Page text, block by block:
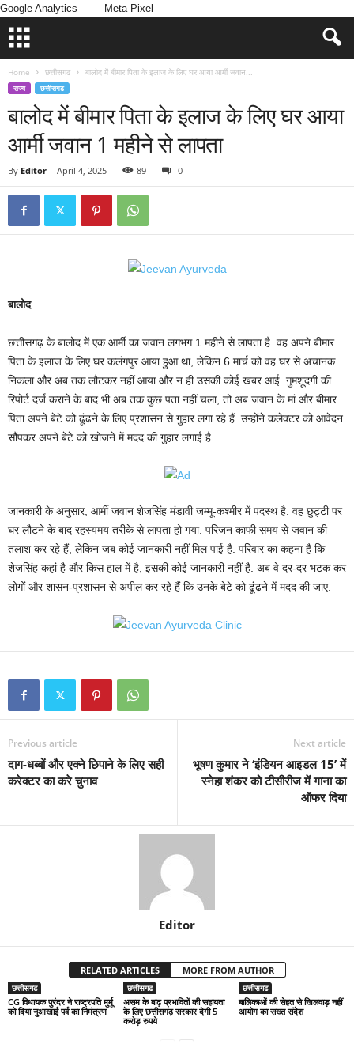
Google Analytics —— Meta Pixel
Home छत्तीसगढ बालोद में बीमार पिता के इलाज के लिए घर आया आर्मी जवान...
राज्य छत्तीसगढ
बालोद में बीमार पिता के इलाज के लिए घर आया
आर्मी जवान 1 महीने से लापता
By Editor - April 4, 2025 89 0
बालोद
छत्तीसगढ़ के बालोद में एक आर्मी का जवान लगभग 1 महीने से लापता है. वह अपने बीमार
पिता के इलाज के लिए घर कलंगपुर आया हुआ था, लेकिन 6 मार्च को वह घर से अचानक
निकला और अब तक लौटकर नहीं आया और न ही उसकी कोई खबर आई. गुमशूदगी की
रिपोर्ट दर्ज कराने के बाद भी अब तक कुछ पता नहीं चला, तो अब जवान के मां और बीमार
पिता अपने बेटे को ढूंढने के लिए प्रशासन से गुहार लगा रहे हैं. उन्होंने कलेक्टर को आवेदन
सौंपकर अपने बेटे को खोजने में मदद की गुहार लगाई है.
जानकारी के अनुसार, आर्मी जवान शेजसिंह मंडावी जम्मू-कश्मीर में पदस्थ है. वह छुट्टी पर
घर लौटने के बाद रहस्यमय तरीके से लापता हो गया. परिजन काफी समय से जवान की
तलाश कर रहे हैं, लेकिन जब कोई जानकारी नहीं मिल पाई है. परिवार का कहना है कि
शेजसिंह कहां है और किस हाल में है, इसकी कोई जानकारी नहीं है. अब वे दर-दर भटक कर
लोगों और शासन-प्रशासन से अपील कर रहे हैं कि उनके बेटे को ढूंढने में मदद की जाए.
Previous article
दाग-धब्बों और एक्ने छिपाने के लिए सही
करेक्टर का करे चुनाव
Next article
भूषण कुमार ने ‘इंडियन आइडल 15’ में
स्नेहा शंकर को टीसीरीज में गाना का
ऑफर दिया
Editor
RELATED ARTICLES MORE FROM AUTHOR
छत्तीसगढ
CG विधायक पुरंदर ने राष्ट्रपति मुर्मू
को दिया नुआखाई पर्व का निमंत्रण
छत्तीसगढ
असम के बाढ़ प्रभावितों की सहायता
के लिए छत्तीसगढ़ सरकार देगी 5
करोड़ रुपये
छत्तीसगढ
बालिकाओं की सेहत से खिलवाड़ नहीं
आयोग का सख्त संदेश